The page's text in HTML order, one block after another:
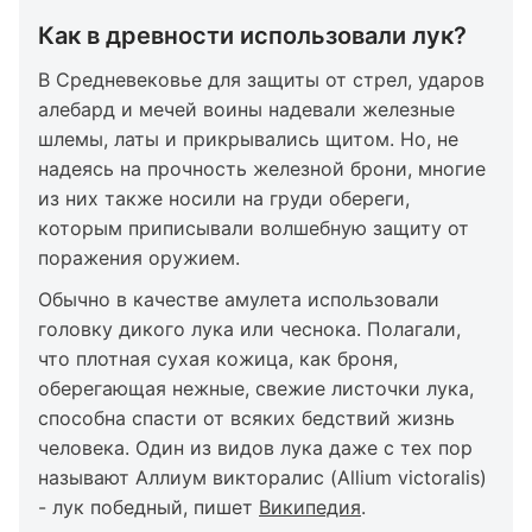
Как в древности использовали лук?
В Средневековье для защиты от стрел, ударов
алебард и мечей воины надевали железные
шлемы, латы и прикрывались щитом. Но, не
надеясь на прочность железной брони, многие
из них также носили на груди обереги,
которым приписывали волшебную защиту от
поражения оружием.
Обычно в качестве амулета использовали
головку дикого лука или чеснока. Полагали,
что плотная сухая кожица, как броня,
оберегающая нежные, свежие листочки лука,
способна спасти от всяких бедствий жизнь
человека. Один из видов лука даже с тех пор
называют Аллиум викторалис (Allium victoralis)
- лук победный, пишет Википедия.